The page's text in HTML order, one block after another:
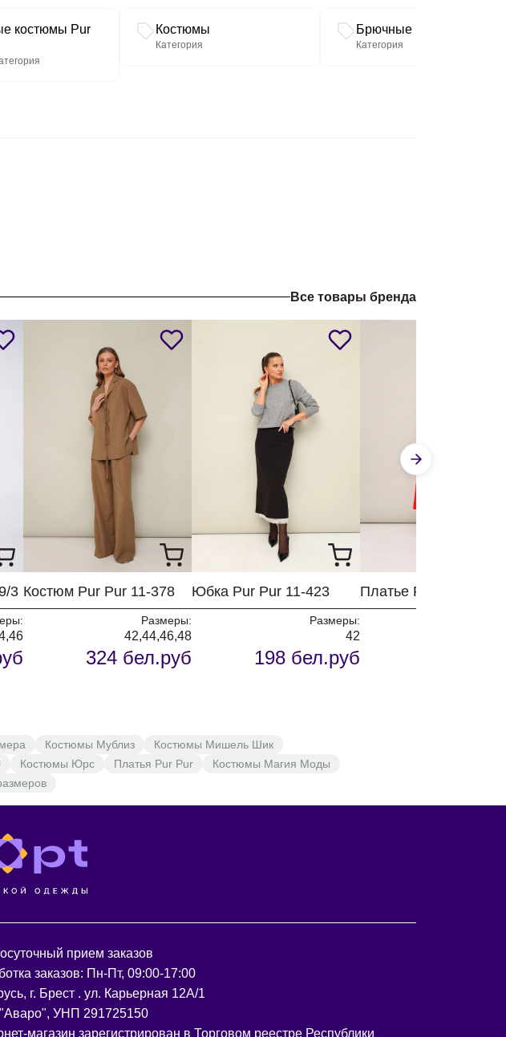
костюмы Pur
Костюмы
Категория
Брючные костюмы
Категория
Все товары бренда
3 Костюм Pur Pur 11-378
Размеры:
42,44,46,48
324 бел.руб
Юбка Pur Pur 11-423
Размеры:
42
198 бел.руб
Платье Pur Pur 11-
Костюмы Мублиз
Костюмы Мишель Шик
Костюмы Юрс Платья Pur Pur
Костюмы Магия Моды
прием заказов
заказов: Пн-Пт, 09:00-17:00
г. Брест . ул. Карьерная 12А/1
УНП 291725150
магазин зарегистрирован в Торговом реестре Республики